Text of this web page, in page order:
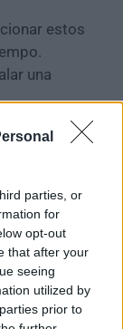
parties, or
for
opt-out
that after your
seeing
utilized by
prior to
estos
una
versión más
en nuestro
y están